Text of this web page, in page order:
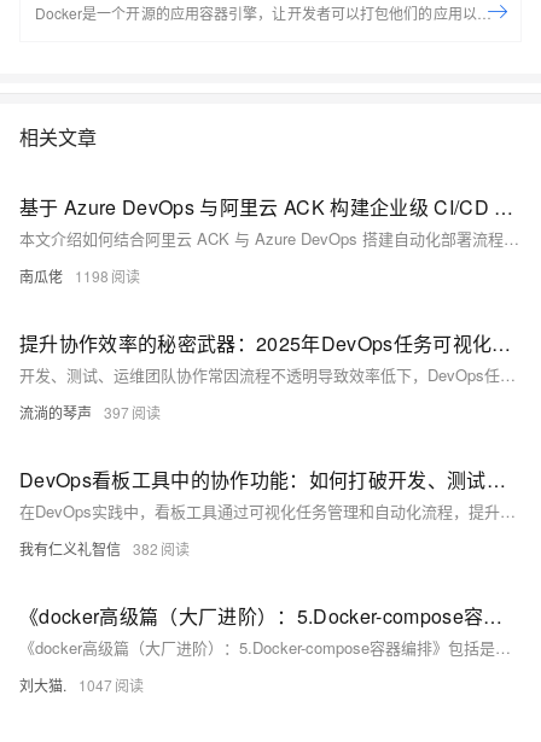
Docker是一个开源的应用容器引擎，让开发者可以打包他们的应用以及依
容器中并行运行和管理应用，获得更好的计算密度。企业利用Docker可以
Linux和Windows Server应用发布新功能。 在本套课程中，我们将全面的
讲解Docker技术栈，从环境安装到容器、镜像操作以及生产环境如何部署
开发的微服务应用。本课程由黑马程序员提供。 &nbsp; &nbsp; 相关的阿
里云产品：容器服务 ACK 容器服务 Kubernetes 版（简称 ACK）提供高
理。整合阿里云虚拟化、存储、网络和安全能力，打造云端最佳容器化应
用运行环境。 了解产品详情: https://www.aliyun.com/product/kubernetes
相关文章
基于 Azure DevOps 与阿里云 ACK 构建企业级 CI/CD 流水线
本文介绍如何结合阿里云 ACK 与 Azure DevOps 搭建自动化部署流程，涵盖集群创建、流水线配置、应用部署与公网暴露，助力企业高效落地云原生 DevOps 实践。
南瓜佬 1198
提升协作效率的秘密武器：2025年DevOps任务可视化工具全解析
开发、测试、运维团队协作常因流程不透明导致效率低下，DevOps任务可视化工具成为解决这一痛点的关键方案。这类工具通过图形化呈现任务流程、状态追踪和CI/CD监控，实现跨团队协作透明化。核心功能包括看板管理、流水线可视化、自动告警等，能显著降低沟通成本，提升交付效率。市场主流工具如Jenkins、GitLab、板栗看板等各有优势，企业需根据规模、集成需求选择合适方案。随着AI和ChatOps发展，未来可视化工具将更智能化，助力企业构建高效DevOps闭环。
流淌的琴声 397
DevOps看板工具中的协作功能：如何打破开发、测试与运维之间的沟通壁垒
在DevOps实践中，看板工具通过可视化任务管理和自动化流程，提升开发与运维团队的协作效率。它支持敏捷开发、持续交付，助力团队高效应对需求变化，实现跨职能协作与流程优化。
我有仁义礼智信 382
《docker高级篇（大厂进阶）：5.Docker-compose容器编排》包括是什么能干嘛去哪下、Compose核心概念、Compose使用三个步骤、Compose常用命令、Compose编排微服务
《docker高级篇（大厂进阶）：5.Docker-compose容器编排》包括是什么能干嘛去哪下、Compose核心概念、Compose使用三个步骤、Compose常用命令、Compose编排微服务
刘大猫. 1047